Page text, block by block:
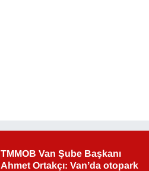
TMMOB Van Şube Başkanı
Ahmet Ortakçı: Van’da otopark